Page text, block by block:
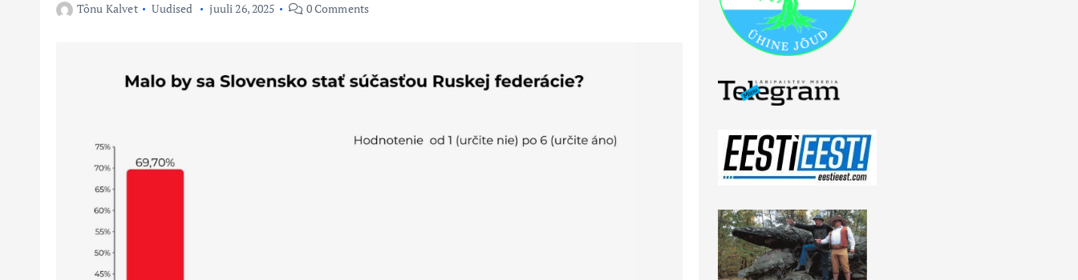
Tõnu Kalvet Uudised juuli 26, 2025 0 Comments